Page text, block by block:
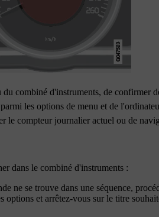
combiné d'instruments, de confirmer
les options de menu et de
le compteur journalier actuel ou de
dans le combiné d'instruments :
ne se trouve dans une séquence,
et arrêtez-vous sur le titre